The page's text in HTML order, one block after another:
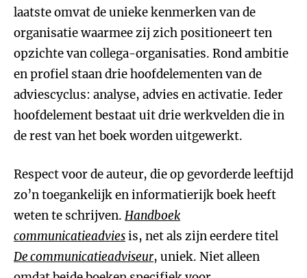
laatste omvat de unieke kenmerken van de
organisatie waarmee zij zich positioneert ten
opzichte van collega-organisaties. Rond ambitie
en profiel staan drie hoofdelementen van de
adviescyclus: analyse, advies en activatie. Ieder
hoofdelement bestaat uit drie werkvelden die in
de rest van het boek worden uitgewerkt.
Respect voor de auteur, die op gevorderde leeftijd
zo’n toegankelijk en informatierijk boek heeft
weten te schrijven. Handboek
communicatieadviesis, net als zijn eerdere titel
De communicatieadviseur, uniek. Niet alleen